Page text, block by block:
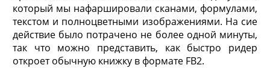
который мы нафаршировали сканами, формулами,
текстом и полноцветными изображениями. На сие
действие было потрачено не более одной минуты,
так что можно представить, как быстро ридер
откроет обычную книжку в формате FB2.